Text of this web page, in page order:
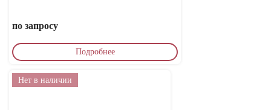
по запросу
Подробнее
Нет в наличии